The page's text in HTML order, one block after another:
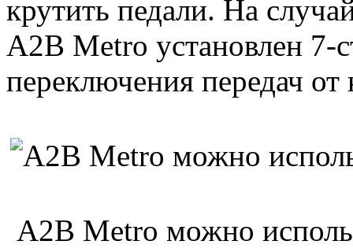
крутить педали. На
A2B Metro установлен 7-
переключения передач
A2B Metro можно